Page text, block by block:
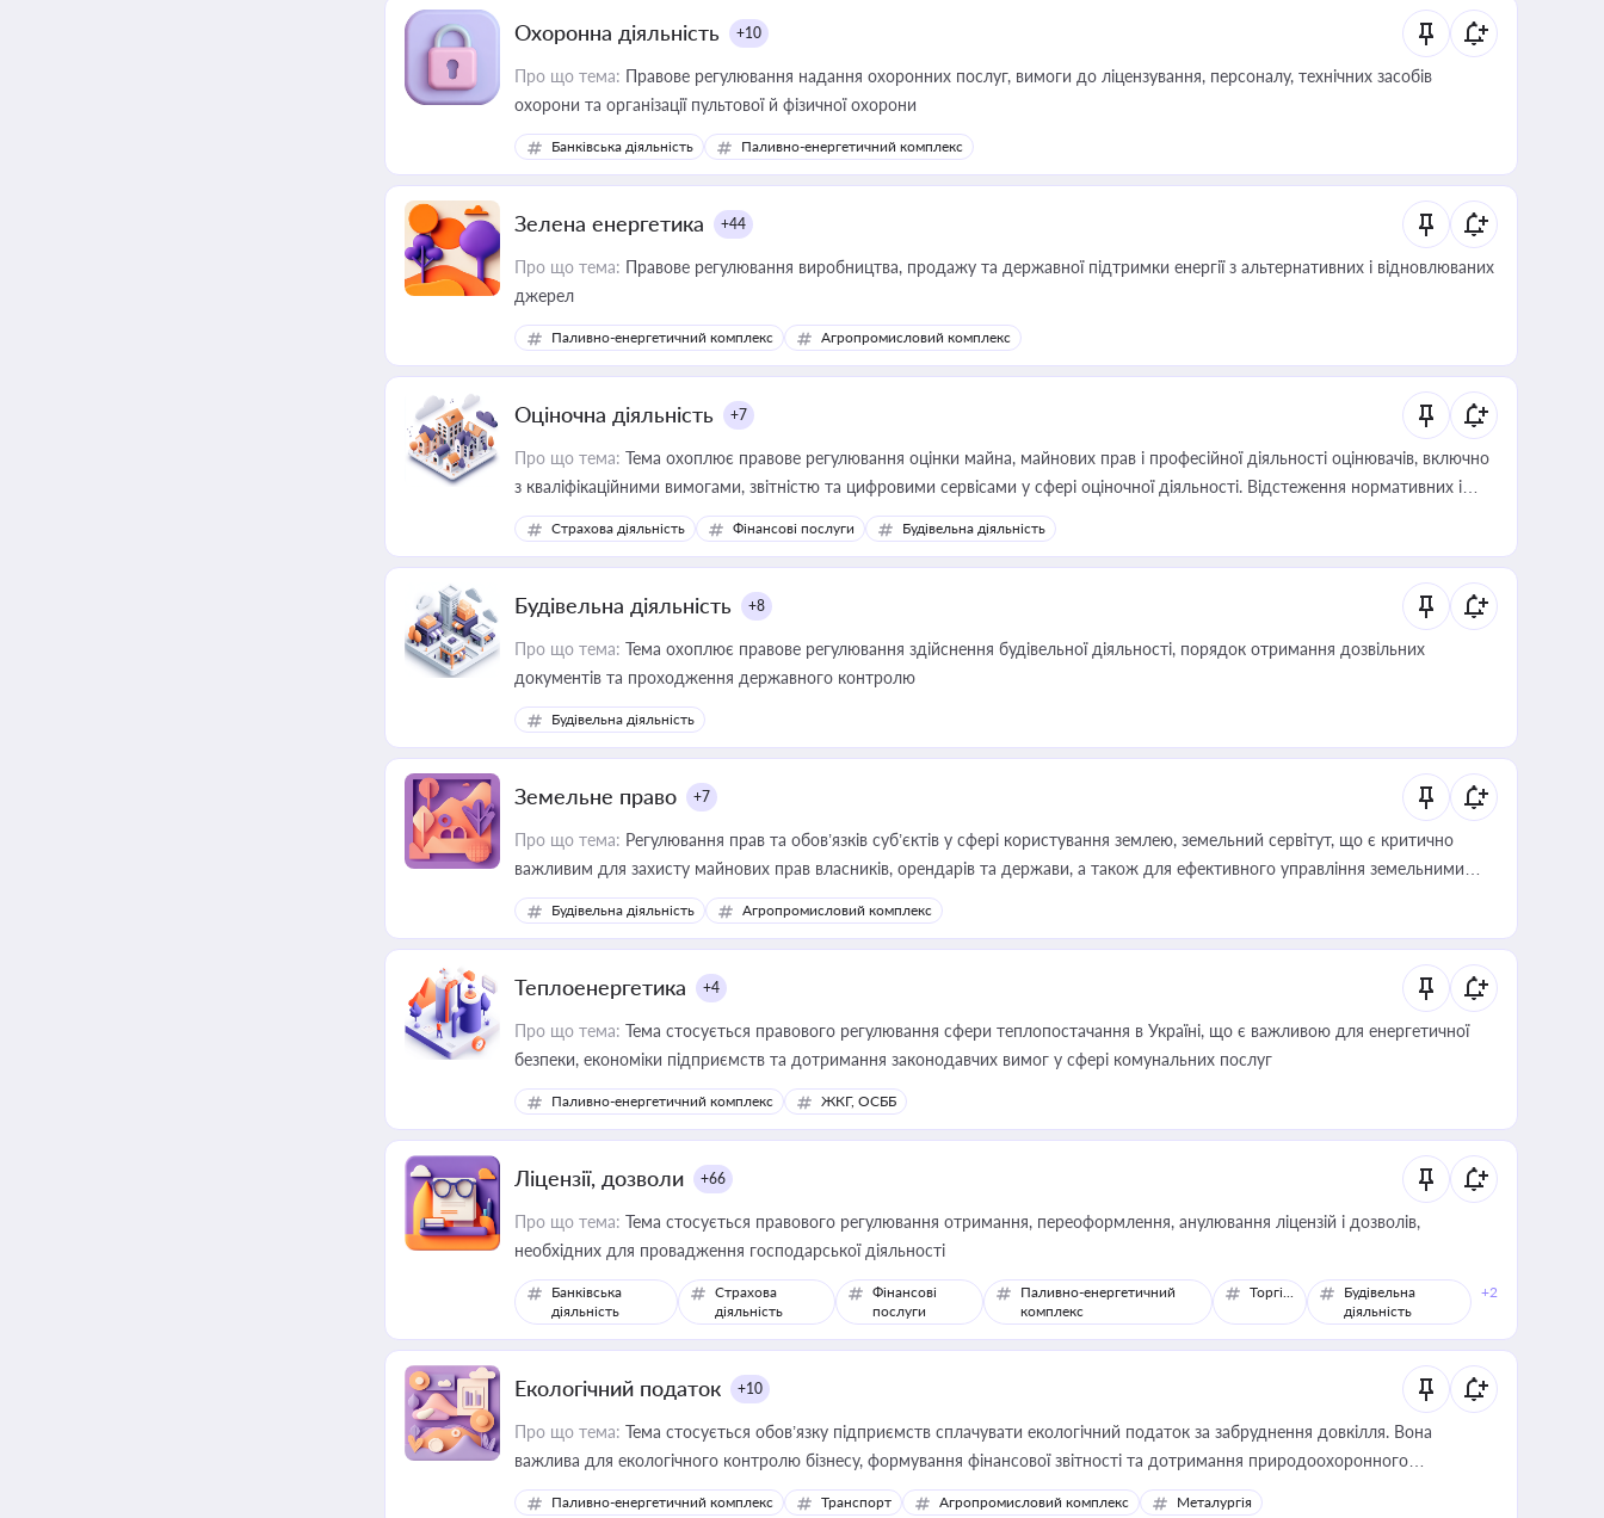
Охоронна діяльність +10
Про що тема: Правове регулювання надання охоронних послуг, вимоги до ліцензування, персоналу, технічних засобів
охорони та організації пультової й фізичної охорони
Банківська діяльність Паливно-енергетичний комплекс
Зелена енергетика +44
Про що тема: Правове регулювання виробництва, продажу та державної підтримки енергії з альтернативних і відновлюваних
джерел
Паливно-енергетичний комплекс Агропромисловий комплекс
Оціночна діяльність +7
Про що тема: Тема охоплює правове регулювання оцінки майна, майнових прав і професійної діяльності оцінювачів, включно
з кваліфікаційними вимогами, звітністю та цифровими сервісами у сфері оціночної діяльності. Відстеження нормативних і
медійних змін у цій сфері корисне для власника бізнесу, керівника, юриста або бухгалтера під час оподаткування,
приватизації, оренди державного майна, корпоративних угод і перевірки статусу суб'єктів оціночної діяльності
Страхова діяльність Фінансові послуги Будівельна діяльність
Будівельна діяльність +8
Про що тема: Тема охоплює правове регулювання здійснення будівельної діяльності, порядок отримання дозвільних
документів та проходження державного контролю
Будівельна діяльність
Земельне право +7
Про що тема: Регулювання прав та обов’язків суб’єктів у сфері користування землею, земельний сервітут, що є критично
важливим для захисту майнових прав власників, орендарів та держави, а також для ефективного управління земельними
ресурсами
Будівельна діяльність Агропромисловий комплекс
Теплоенергетика +4
Про що тема: Тема стосується правового регулювання сфери теплопостачання в Україні, що є важливою для енергетичної
безпеки, економіки підприємств та дотримання законодавчих вимог у сфері комунальних послуг
Паливно-енергетичний комплекс ЖКГ, ОСББ
Ліцензії, дозволи +66
Про що тема: Тема стосується правового регулювання отримання, переоформлення, анулювання ліцензій і дозволів,
необхідних для провадження господарської діяльності
Банківська
діяльність
Страхова
діяльність
Фінансові
послуги
Паливно-енергетичний
комплекс
Торгівля
Будівельна
діяльність
+2
Екологічний податок +10
Про що тема: Тема стосується обов’язку підприємств сплачувати екологічний податок за забруднення довкілля. Вона
важлива для екологічного контролю бізнесу, формування фінансової звітності та дотримання природоохоронного
законодавства
Паливно-енергетичний комплекс Транспорт Агропромисловий комплекс Металургія